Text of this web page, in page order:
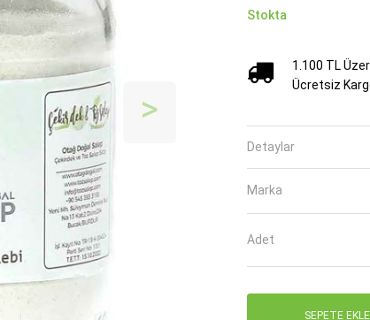
Stokta
1.100 TL
Ücretsiz
Detaylar
Marka
Adet
SEPETE EKLE